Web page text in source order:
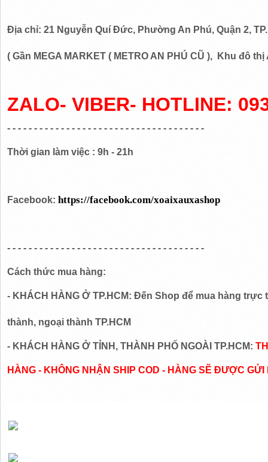
Địa chỉ: 21 Nguyễn Quí Đức, Phường An Phú, Quận 2,
( Gần MEGA MARKET ( METRO AN PHÚ CŨ ), Khu đô
ZALO- VIBER- HOTLINE:
- - - - - - - - - - - - - - - - - - - - - - - - - - - - - - - - - - - - -
Thời gian làm việc : 9h - 21h
Facebook: https://facebook.com/xoaixauxashop
- - - - - - - - - - - - - - - - - - - - - - - - - - - - - - - - - - - - -
Cách thức mua hàng:
- KHÁCH HÀNG Ở TP.HCM: Đến Shop để mua hàng
thành, ngoại thành TP.HCM
- KHÁCH HÀNG Ở TỈNH, THÀNH PHỐ NGOÀI TP.HCM:
HÀNG - KHÔNG NHẬN SHIP COD - HÀNG SẼ ĐƯỢC